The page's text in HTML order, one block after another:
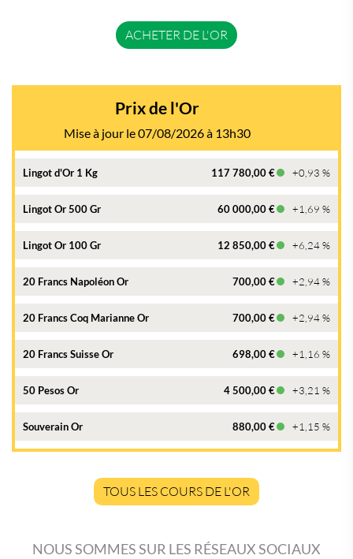
ACHETER DE L'OR
Prix de l'Or
Mise à jour le 07/08/2026 à 13h30
Lingot d'Or 1 Kg 117 780,00 € +0,93 %
Lingot Or 500 Gr 60 000,00 € +1,69 %
Lingot Or 100 Gr 12 850,00 € +6,24 %
20 Francs Napoléon Or 700,00 € +2,94 %
20 Francs Coq Marianne Or 700,00 € +2,94 %
20 Francs Suisse Or 698,00 € +1,16 %
50 Pesos Or 4 500,00 € +3,21 %
Souverain Or 880,00 € +1,15 %
TOUS LES COURS DE L'OR
NOUS SOMMES SUR LES RÉSEAUX SOCIAUX